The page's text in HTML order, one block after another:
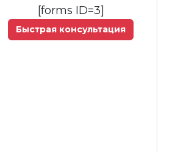
[forms ID=3]
Быстрая консультация